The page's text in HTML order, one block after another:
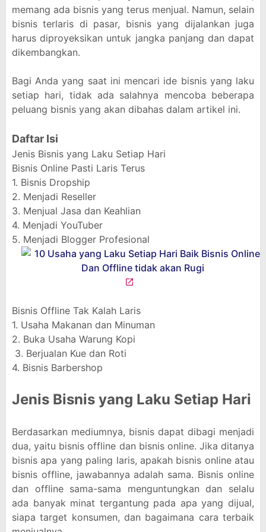
memang ada bisnis yang terus menjual. Namun, selain
bisnis terlaris di pasar, bisnis yang dijalankan juga
harus diproyeksikan untuk jangka panjang dan dapat
dikembangkan.
Bagi Anda yang saat ini mencari ide bisnis yang laku
setiap hari, tidak ada salahnya mencoba beberapa
peluang bisnis yang akan dibahas dalam artikel ini.
Daftar Isi
Jenis Bisnis yang Laku Setiap Hari
Bisnis Online Pasti Laris Terus
1. Bisnis Dropship
2. Menjadi Reseller
3. Menjual Jasa dan Keahlian
4. Menjadi YouTuber
5. Menjadi Blogger Profesional
Bisnis Offline Tak Kalah Laris
1. Usaha Makanan dan Minuman
2. Buka Usaha Warung Kopi
3. Berjualan Kue dan Roti
4. Bisnis Barbershop
Jenis Bisnis yang Laku Setiap Hari
Berdasarkan mediumnya, bisnis dapat dibagi menjadi
dua, yaitu bisnis offline dan bisnis online. Jika ditanya
bisnis apa yang paling laris, apakah bisnis online atau
bisnis offline, jawabannya adalah sama. Bisnis online
dan offline sama-sama menguntungkan dan selalu
ada banyak minat tergantung pada apa yang dijual,
siapa target konsumen, dan bagaimana cara terbaik